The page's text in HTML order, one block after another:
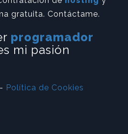
gratuita. Contáctame.
programador
mi pasión
- Política de Cookies